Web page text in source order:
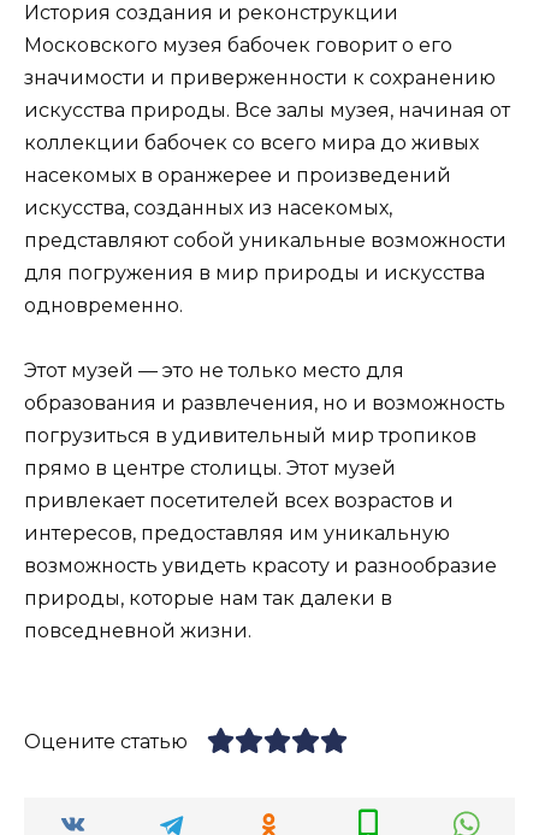
История создания и реконструкции
Московского музея бабочек говорит о его
значимости и приверженности к сохранению
искусства природы. Все залы музея, начиная от
коллекции бабочек со всего мира до живых
насекомых в оранжерее и произведений
искусства, созданных из насекомых,
представляют собой уникальные возможности
для погружения в мир природы и искусства
одновременно.
Этот музей — это не только место для
образования и развлечения, но и возможность
погрузиться в удивительный мир тропиков
прямо в центре столицы. Этот музей
привлекает посетителей всех возрастов и
интересов, предоставляя им уникальную
возможность увидеть красоту и разнообразие
природы, которые нам так далеки в
повседневной жизни.
Оцените статью